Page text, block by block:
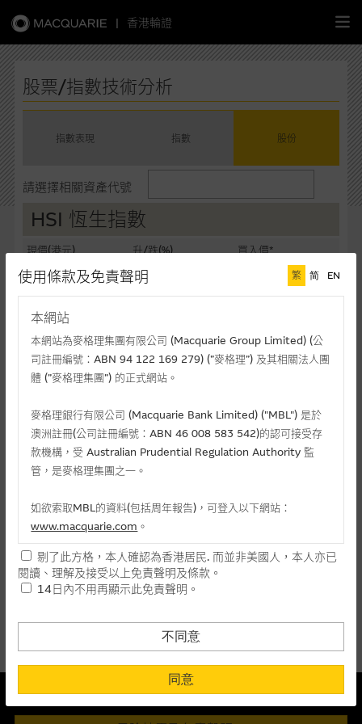
| 香港輪證
牛熊證
選股攻略
中資股票專頁
麥格理投資教室
關於我們
股票/指數技術分析
指數表現 指數 股份
請選擇相關資產代號
HSI 恆生指數
現價(港元)
升/跌(%)
買入價*
相關圖表
相關認股證/牛熊證
認購 認沽 牛證
編號 相關資產 行使價 價格 升/跌(%)
沒有相關資料
最後更新時間:07-08-2026 14:20 (15分鐘延遲)
使用條款及免責聲明 繁 简 EN
本網站
本網站為麥格理集團有限公司 (Macquarie Group Limited) (公
司註冊編號：ABN 94 122 169 279) (”麥格理”) 及其相關法人團
體 (”麥格理集團”) 的正式網站。
麥格理銀行有限公司 (Macquarie Bank Limited) ("MBL") 是於
澳洲註冊(公司註冊編號：ABN 46 008 583 542)的認可接受存
款機構，受 Australian Prudential Regulation Authority 監
管，是麥格理集團之一。
如欲索取MBL的資料(包括周年報告)，可登入以下網站：
www.macquarie.com 。
本網站所載資料會隨時更改，而不作另行通知，如閣下欲取麥格
理的資料，可直接聯絡本集團職員。
民使用，並不提供或發售予美國人。本網站內容無意要約或唆使
閣下購買證券、基金單位或其他投資工具(不論在參考條款上或在
其他地方)，但清楚表明上述意圖的個別段落則屬例外。
提供網站內容的基準 – 使用時請考慮個人風險
剔了此方格，本人確認為香港居民. 而並非美國人，本人亦已
閱讀、理解及接受以上免責聲明及條款。
14日內不用再顯示此免責聲明。
不同意
同意
此內容來自我們在所示日期時認為可靠之來源，且均以真誠提供。然